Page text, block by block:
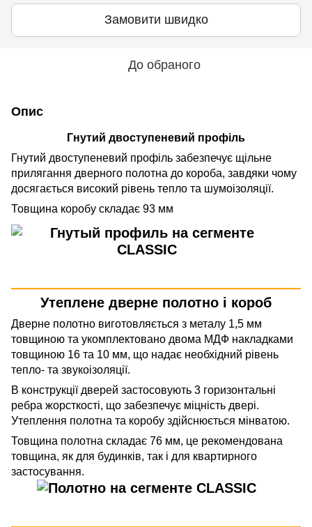
Замовити швидко
До обраного
Опис
Гнутий двоступеневий профіль
Гнутий двоступеневий профіль забезпечує щільне
прилягання дверного полотна до короба, завдяки чому
досягається високий рівень тепло та шумоізоляції.
Товщина коробу складає 93 мм
Утеплене дверне полотно і короб
Дверне полотно виготовляється з металу 1,5 мм
товщиною та укомплектовано двома МДФ накладками
товщиною 16 та 10 мм, що надає необхідний рівень
тепло- та звукоізоляції.
В конструкції дверей застосовують 3 горизонтальні
ребра жорсткості, що забезпечує міцність двері.
Утеплення полотна та коробу здійснюється мінватою.
Товщина полотна складає 76 мм, це рекомендована
товщина, як для будинків, так і для квартирного
застосування.